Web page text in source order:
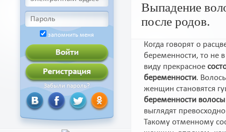
запомнить меня
Забыли пароль?
Выпадение
после родов.
Когда говорят о
беременности, то не
виду прекрасное
беременности.
женщин становятся
беременности волосы
выглядят
Такому отменному